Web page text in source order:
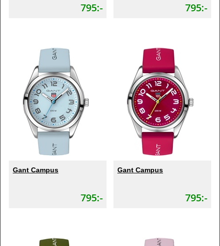
795:- 795:-
Gant Campus
795:-
Gant Campus
795:-